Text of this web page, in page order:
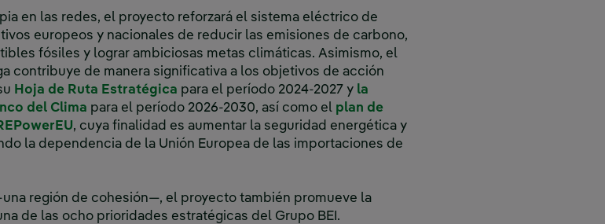
en las redes, el proyecto reforzará el sistema eléctrico de
europeos y nacionales de reducir las emisiones de carbono,
fósiles y lograr ambiciosas metas climáticas. Asimismo, el
contribuye de manera significativa a los objetivos de acción
Hoja de Ruta Estratégica Enlace externo, se abre en ventana nueva.
para el período 2024-2027 y la
del Clima Enlace externo, se abre en ventana nueva.
para el período 2026-2030, así como el plan de
ventana nueva.Enlace externo, se abre en ventana nueva.
, cuya finalidad es aumentar la seguridad energética y
la dependencia de la Unión Europea de las importaciones de
región de cohesión—, el proyecto también promueve la
de las ocho prioridades estratégicas del Grupo BEI.